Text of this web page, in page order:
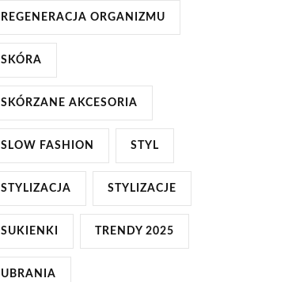
REGENERACJA ORGANIZMU
SKÓRA
SKÓRZANE AKCESORIA
SLOW FASHION STYL
STYLIZACJA STYLIZACJE
SUKIENKI TRENDY 2025
UBRANIA